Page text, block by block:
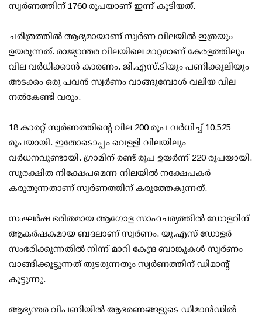
സ്വര്‍ണത്തിന് 1760 രൂപയാണ് ഇന്ന് കൂടിയത്.
ചരിത്രത്തില്‍ ആദ്യമായാണ് സ്വര്‍ണ വിലയില്‍ ഇത്രയും
ഉയരുന്നത്. രാജ്യാന്തര വിലയിലെ മാറ്റമാണ് കേരളത്തിലും
വില വര്‍ധിക്കാന്‍ കാരണം. ജി.എസ്.ടിയും പണിക്കൂലിയും
അടക്കം ഒരു പവന്‍ സ്വര്‍ണം വാങ്ങുമ്പോള്‍ വലിയ വില
നല്‍കേണ്ടി വരും.
18 കാരറ്റ് സ്വര്‍ണത്തിന്റെ വില 200 രൂപ വര്‍ധിച്ച് 10,525
രൂപയായി. ഇതോടൊപ്പം വെള്ളി വിലയിലും
വര്‍ധനവുണ്ടായി. ഗ്രാമിന് രണ്ട് രൂപ ഉയര്‍ന്ന് 220 രൂപയായി.
സുരക്ഷിത നിക്ഷേപമെന്ന നിലയില്‍ നക്ഷേപകര്‍
കരുതുന്നതാണ് സ്വര്‍ണത്തിന് കരുത്തേകുന്നത്.
സംഘര്‍ഷ ഭരിതമായ ആഗോള സാഹചര്യത്തില്‍ ഡോളറിന്
ആകര്‍ഷകമായ ബദലാണ് സ്വര്‍ണം. യു.എസ് ഡോളര്‍
സംഭരിക്കുന്നതില്‍ നിന്ന് മാറി കേന്ദ്ര ബാങ്കുകള്‍ സ്വര്‍ണം
വാങ്ങിക്കൂട്ടുന്നത് തുടരുന്നതും സ്വര്‍ണത്തിന് ഡിമാന്റ്
കൂട്ടുന്നു.
ആഭ്യന്തര വിപണിയില്‍ ആഭരണങ്ങളുടെ ഡിമാന്‍ഡില്‍